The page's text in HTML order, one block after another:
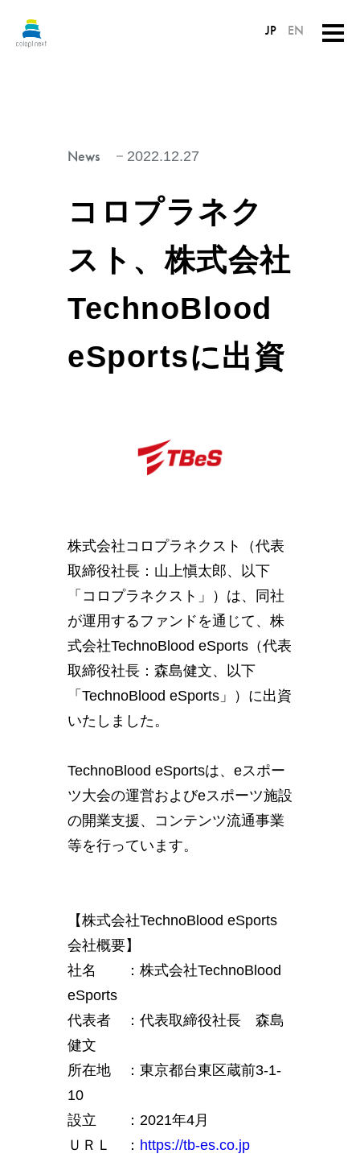
JP EN
News 2022.12.27
コロプラネク
スト、株式会社
TechnoBlood
eSportsに出資
株式会社コロプラネクスト（代表
取締役社長：山上愼太郎、以下
「コロプラネクスト」）は、同社
が運用するファンドを通じて、株
式会社TechnoBlood eSports（代表
取締役社長：森島健文、以下
「TechnoBlood eSports」）に出資
いたしました。
TechnoBlood eSportsは、eスポー
ツ大会の運営およびeスポーツ施設
の開業支援、コンテンツ流通事業
等を行っています。
【株式会社TechnoBlood eSports
会社概要】
社名 ：株式会社TechnoBlood
eSports
代表者 ：代表取締役社長 森島
健文
所在地 ：東京都台東区蔵前3-1-
10
設立 ：2021年4月
ＵＲＬ ： https://tb-es.co.jp